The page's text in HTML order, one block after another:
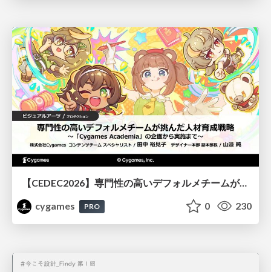
【CEDEC2026】専門性の高いデフォルメチームが挑んだ人材育成戦略 〜Cygames Academiaの企画から実施まで〜
cygames
PRO 0 230